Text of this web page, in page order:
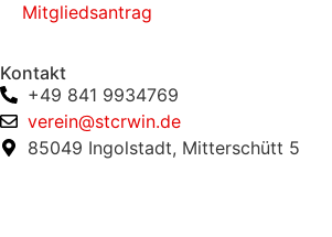
Mitgliedsantrag
Kontakt
+49 841 9934769
verein@stcrwin.de
85049 Ingolstadt, Mitterschütt 5